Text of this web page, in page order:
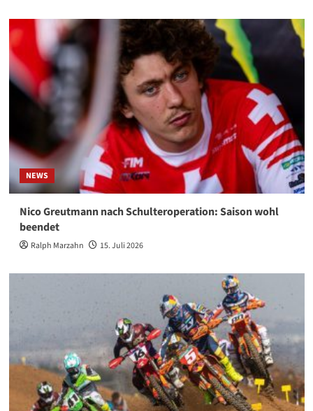
NEWS
Nico Greutmann nach Schulteroperation: Saison wohl
beendet
Ralph Marzahn 15. Juli 2026